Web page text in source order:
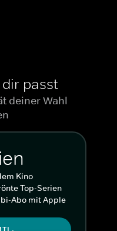
passt
deiner Wahl
Kino
Top-Serien
Abo mit Apple